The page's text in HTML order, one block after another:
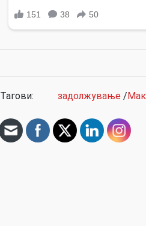
Тагови: задолжување /